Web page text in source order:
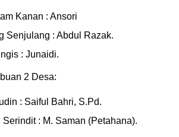
Kanan : Ansori
Senjulang : Abdul Razak.
: Junaidi.
2 Desa:
: Saiful Bahri, S.Pd.
: M. Saman (Petahana).